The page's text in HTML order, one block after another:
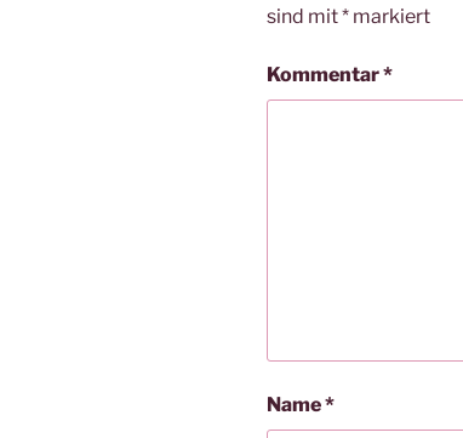
sind mit* markiert
Kommentar*
Name*